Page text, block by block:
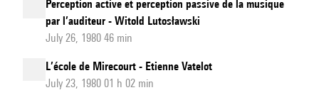
Perception active et perception passive de la musique
par l’auditeur - Witold Lutosławski
July 26, 1980 46 min
L’école de Mirecourt - Etienne Vatelot
July 23, 1980 01 h 02 min